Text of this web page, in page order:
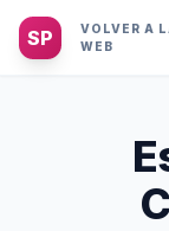
SP
VOLVER A
WEB